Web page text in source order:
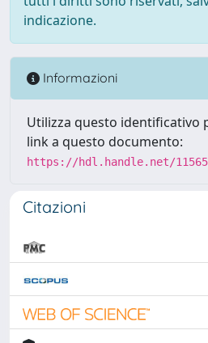
indicazione.
Informazioni
Utilizza questo identificativo
link a questo documento:
https://hdl.handle.net/
Citazioni